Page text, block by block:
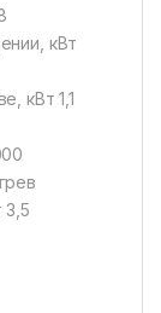
кВт
кВт 1,1